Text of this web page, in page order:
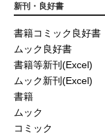
新刊・良好書
書籍コミック良好書
ムック良好書
書籍等新刊(Excel)
ムック新刊(Excel)
書籍
ムック
コミック